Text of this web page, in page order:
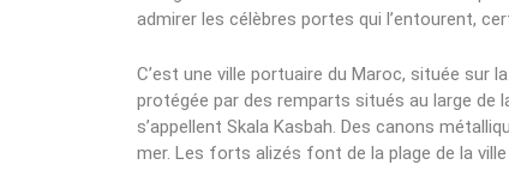
admirer les célèbres portes qui l’entourent,
C’est une ville portuaire du Maroc, située sur
protégée par des remparts situés au large de
s’appellent Skala Kasbah. Des canons
mer. Les forts alizés font de la plage de la